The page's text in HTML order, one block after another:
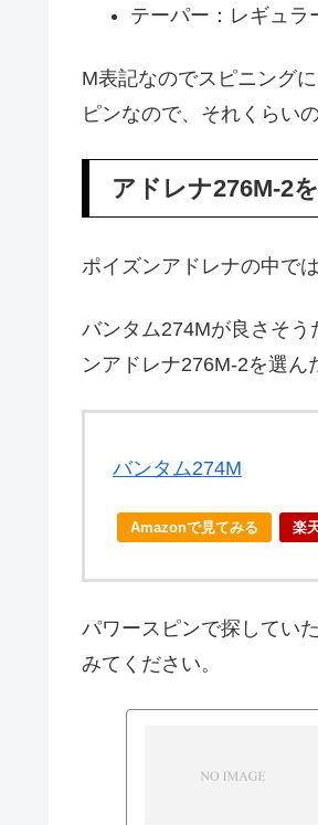
テーパー：レギュラ
M表記なのでスピニング
ピンなので、それくらい
アドレナ276M-2
ポイズンアドレナの中で
バンタム274Mが良さそ
ンアドレナ276M-2を選ん
バンタム274M
Amazonで見てみる 楽
パワースピンで探してい
みてください。